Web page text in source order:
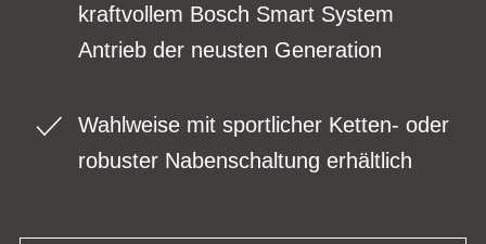
kraftvollem Bosch Smart System
Antrieb der neusten Generation
Wahlweise mit sportlicher Ketten- oder
robuster Nabenschaltung erhältlich